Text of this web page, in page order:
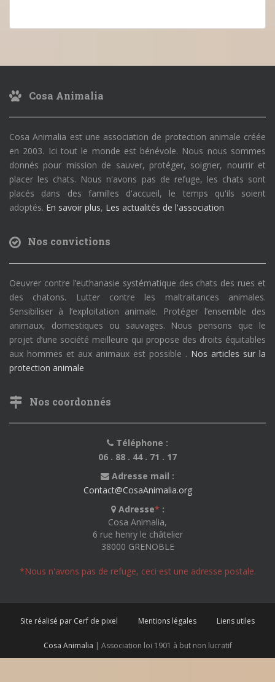
Cosa Animalia
Cosa Animalia est une association de protection animale créée
en 2003. Ici tout le monde est bénévole. Nous nous sommes
donnés pour mission de sauver, protéger, soigner, nourrir et
placer les chats. Nous n'avons pas de refuge, les chats sont
placés dans des familles d'accueil, le temps qu'ils soient
adoptés. En savoir plus, Les actualités de l'association
Nos convictions
Oeuvrer contre l’euthanasie systématique des chats des rues et
des chatons. Lutter contre les maltraitances animales.
Sensibiliser à l’exploitation animale. Protéger l’ensemble des
animaux, domestiques ou sauvages. Nous pensons que le
projet d’une société meilleure qui propose des droits équitables
aux hommes et aux animaux est possible . Nos articles sur la
protection animale
Nos coordonnés
Téléphone :
06 . 88 . 44 . 71 . 17
Adresse mail :
Contact@CosaAnimalia.org
Adresse* :
Cosa Animalia,
6 rue henry le châtelier
38000 GRENOBLE
*Nous n'avons pas de refuge, ceci est une adresse postale.
Site réalisé par Cerf de pixel Mentions légales Liens utiles
Cosa Animalia | Association loi 1901 à but non lucratif